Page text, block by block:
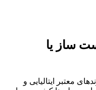
ساز یا
معتبر ایتالیایی و